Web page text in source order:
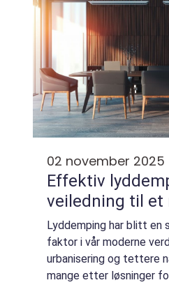
02 november 2025
Effektiv
veiledning til et
Lyddemping har blitt en
faktor i vår moderne
urbanisering og tettere
mange etter løsninger